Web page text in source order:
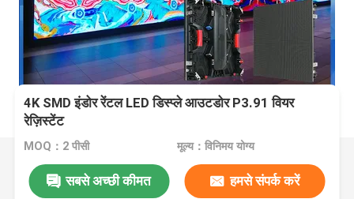
4K SMD इंडोर रेंटल LED डिस्प्ले आउटडोर P3.91 वियर
रेज़िस्टेंट
MOQ：2 पीसी मूल्य：विनिमय योग्य
सबसे अच्छी कीमत हमसे संपर्क करें